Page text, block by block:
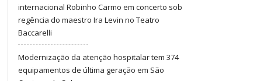
internacional Robinho Carmo em concerto sob
regência do maestro Ira Levin no Teatro
Baccarelli
Modernização da atenção hospitalar tem 374
equipamentos de última geração em São